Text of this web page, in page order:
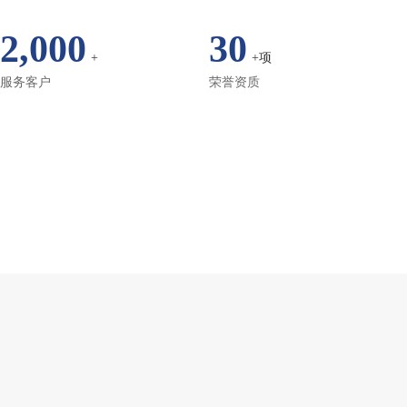
2,000 +
服务客户
30 +项
荣誉资质